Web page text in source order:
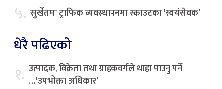
५. सुर्खेतमा ट्राफिक व्यवस्थापनमा स्काउटका ‘स्वयंसेवक’
धेरै पढिएको
१. उत्पादक, विक्रेता तथा ग्राहकवर्गले थाहा पाउनु पर्ने
…‘उपभोक्ता अधिकार’